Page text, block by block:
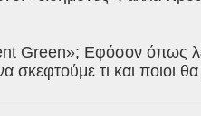
Green»; Εφόσον όπως
σκεφτούμε τι και ποιοι